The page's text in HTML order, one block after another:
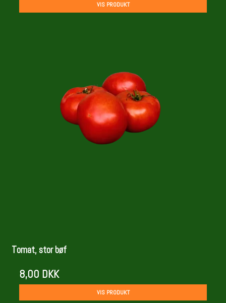
VIS PRODUKT
Tomat, stor bøf
8,00 DKK
VIS PRODUKT